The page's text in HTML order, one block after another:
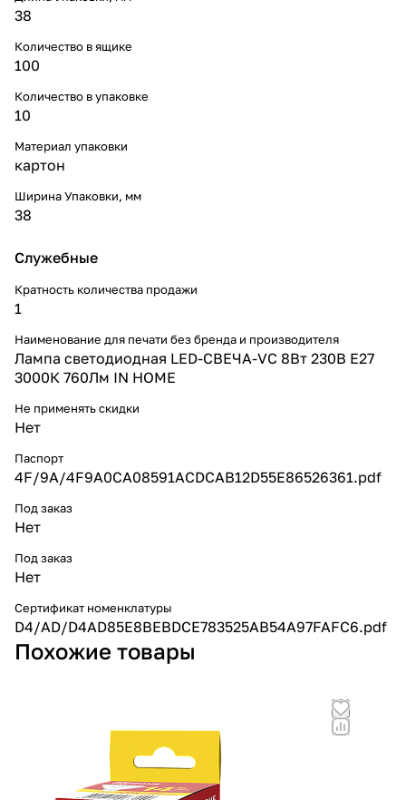
38
Количество в ящике
100
Количество в упаковке
10
Материал упаковки
картон
Ширина Упаковки, мм
38
Служебные
Кратность количества продажи
1
Наименование для печати без бренда и производителя
Лампа светодиодная LED-СВЕЧА-VC 8Вт 230В Е27
3000К 760Лм IN HOME
Не применять скидки
Нет
Паспорт
4F/9A/4F9A0CA08591ACDCAB12D55E86526361.pdf
Под заказ
Нет
Под заказ
Нет
Сертификат номенклатуры
D4/AD/D4AD85E8BEBDCE783525AB54A97FAFC6.pdf
Похожие товары